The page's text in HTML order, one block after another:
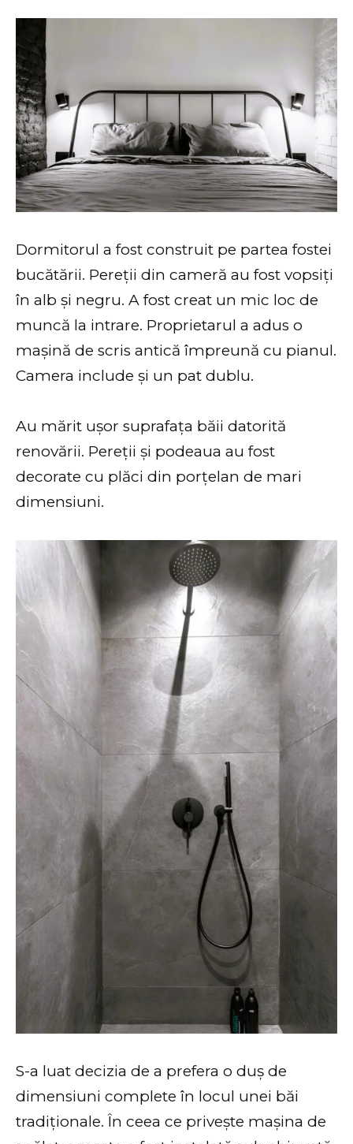
Dormitorul a fost construit pe partea fostei
bucătării. Pereții din cameră au fost vopsiți
în alb și negru. A fost creat un mic loc de
muncă la intrare. Proprietarul a adus o
mașină de scris antică împreună cu pianul.
Camera include și un pat dublu.
Au mărit ușor suprafața băii datorită
renovării. Pereții și podeaua au fost
decorate cu plăci din porțelan de mari
dimensiuni.
S-a luat decizia de a prefera o duș de
dimensiuni complete în locul unei băi
tradiționale. În ceea ce privește mașina de